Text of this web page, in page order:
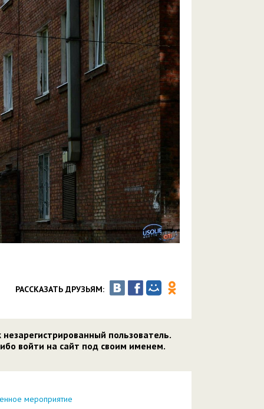
РАССКАЗАТЬ ДРУЗЬЯМ:
пользователь.
войти на сайт под своим именем.
мероприятие